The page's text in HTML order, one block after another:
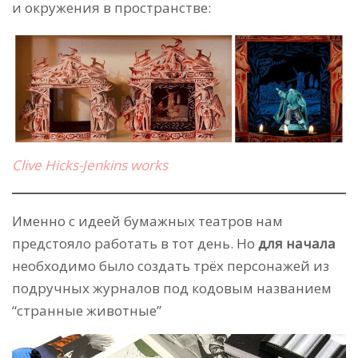
и окружения в пространстве:
Clive Hicks-Jenkins works
Именно с идеей бумажных театров нам
предстояло работать в тот день. Но для начала
необходимо было создать трёх персонажей из
подручных журналов под кодовым названием
“странные животные”